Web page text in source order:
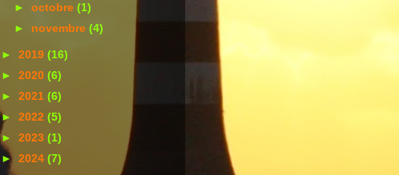
►octobre(1)
► novembre(4)
► 2019 (16)
► 2020 (6)
► 2021 (6)
► 2022 (5)
► 2023 (1)
► 2024 (7)